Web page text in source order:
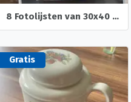
8 Fotolijsten van 30x40 cm
Gratis